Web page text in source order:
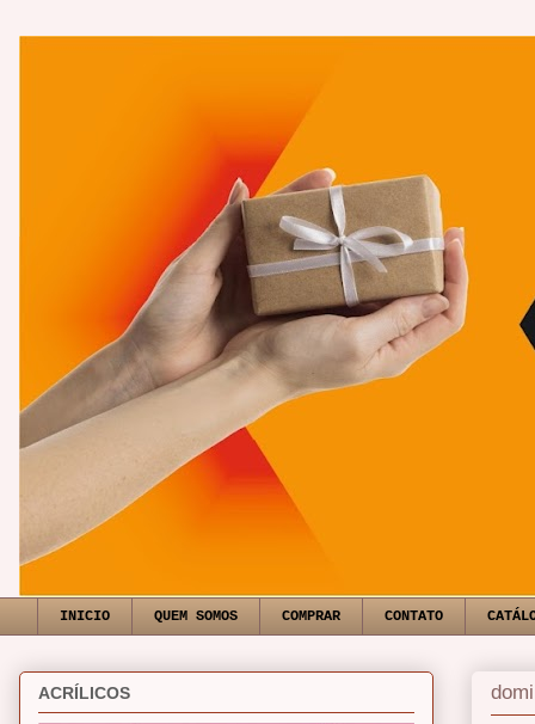
INICIO QUEM SOMOS COMPRAR CONTATO
ACRÍLICOS